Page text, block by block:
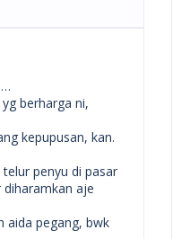
berharga ni,
kepupusan, kan.
penyu di pasar
aje
aida pegang, bwk